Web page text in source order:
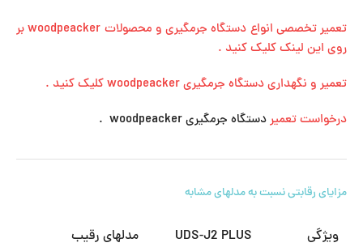
تعمیر تخصصی انواع دستگاه جرمگیری و محصولات woodpeacker بر
روی این لینک کلیک کنید .
تعمیر و نگهداری دستگاه جرمگیری woodpeacker کلیک کنید .
درخواست تعمیردستگاه جرمگیری woodpeacker .
مزایای رقابتی نسبت به مدلهای مشابه
ویژگی UDS-J2 PLUS مدلهای رقیب